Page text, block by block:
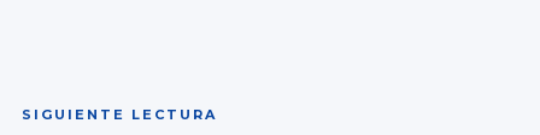
SIGUIENTE LECTURA